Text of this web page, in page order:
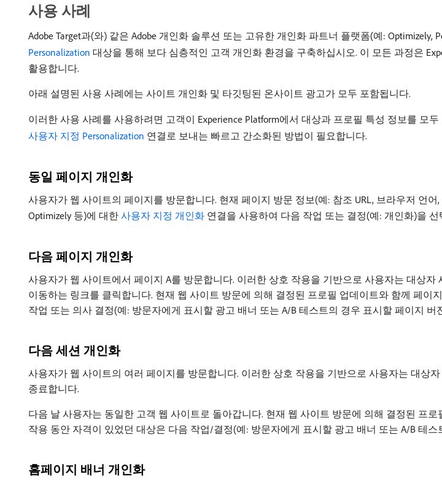
사용 사례
Adobe Target과(와) 같은 Adobe 개인화 솔루션 또는 고유한 개인화 파트너 플랫폼(예: Optimizely,
Personalization 대상을 통해 보다 심층적인 고객 개인화 환경을 구축하십시오. 이 모든 과정은
활용합니다.
아래 설명된 사용 사례에는 사이트 개인화 및 타깃팅된 온사이트 광고가 모두 포함됩니다.
이러한 사용 사례를 사용하려면 고객이 Experience Platform에서 대상과 프로필 특성 정보를 모두
사용자 지정 Personalization 연결로 보내는 빠르고 간소화된 방법이 필요합니다.
동일 페이지 개인화
사용자가 웹 사이트의 페이지를 방문합니다. 현재 페이지 방문 정보(예: 참조 URL, 브라우저 언
Optimizely 등)에 대한 사용자 지정 개인화 연결을 사용하여 다음 작업 또는 결정(예: 개인화)을 선
다음 페이지 개인화
사용자가 웹 사이트에서 페이지 A를 방문합니다. 이러한 상호 작용을 기반으로 사용자는 대상
이동하는 링크를 클릭합니다. 현재 웹 사이트 방문에 의해 결정된 프로필 업데이트와 함께 페이
작업 또는 의사 결정(예: 방문자에게 표시할 광고 배너 또는 A/B 테스트의 경우 표시할 페이지 버
다음 세션 개인화
사용자가 웹 사이트의 여러 페이지를 방문합니다. 이러한 상호 작용을 기반으로 사용자는 대상
종료합니다.
다음 날 사용자는 동일한 고객 웹 사이트로 돌아갑니다. 현재 웹 사이트 방문에 의해 결정된 프
작용 동안 자격이 있었던 대상은 다음 작업/결정(예: 방문자에게 표시할 광고 배너 또는 A/B 테
홈페이지 배너 개인화